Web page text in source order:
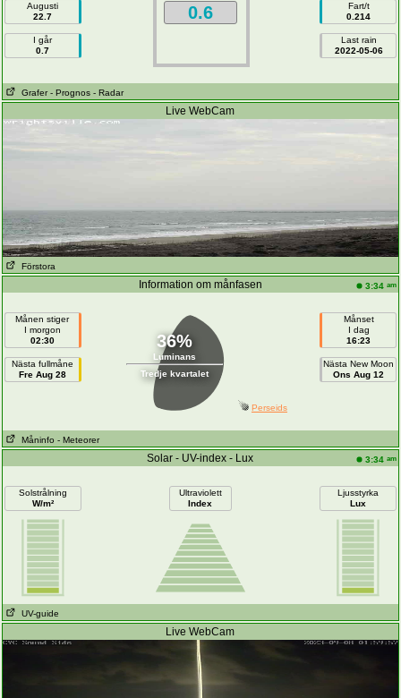
Augusti
22.7
I går
0.7
0.6
Fart/t
0.214
Last rain
2022-05-06
Grafer - Prognos - Radar
Live WebCam
Förstora
Information om månfasen 3:34 am
Månen stiger
I morgon
02:30
Nästa fullmåne
Fre Aug 28
36%
Luminans
Tredje kvartalet
Månset
I dag
16:23
Nästa New Moon
Ons Aug 12
Perseids
Måninfo - Meteorer
Solar - UV-index - Lux 3:34 am
Solstrålning
W/m²
Ultraviolett
Index
Ljusstyrka
Lux
UV-guide
Live WebCam